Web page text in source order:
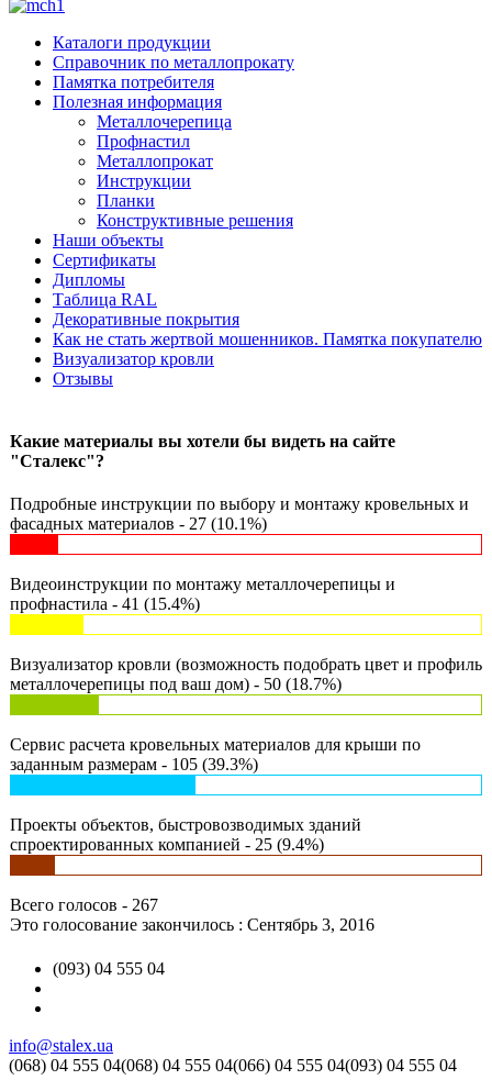
Каталоги продукции
Справочник по металлопрокату
Памятка потребителя
Полезная информация
Металлочерепица
Профнастил
Металлопрокат
Инструкции
Планки
Конструктивные решения
Наши объекты
Сертификаты
Дипломы
Таблица RAL
Декоративные покрытия
Как не стать жертвой мошенников. Памятка покупателю
Визуализатор кровли
Отзывы
Какие материалы вы хотели бы видеть на сайте
"Сталекс"?
Подробные инструкции по выбору и монтажу кровельных и
фасадных материалов - 27 (10.1%)
Видеоинструкции по монтажу металлочерепицы и
профнастила - 41 (15.4%)
Визуализатор кровли (возможность подобрать цвет и профиль
металлочерепицы под ваш дом) - 50 (18.7%)
Сервис расчета кровельных материалов для крыши по
заданным размерам - 105 (39.3%)
Проекты объектов, быстровозводимых зданий
спроектированных компанией - 25 (9.4%)
Всего голосов - 267
Это голосование закончилось : Сентябрь 3, 2016
(093) 04 555 04
info@stalex.ua
(068) 04 555 04(068) 04 555 04(066) 04 555 04(093) 04 555 04